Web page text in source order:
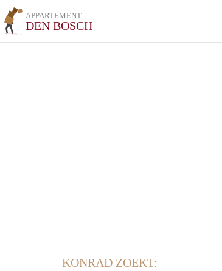
APPARTEMENT
DEN BOSCH
KONRAD ZOEKT: